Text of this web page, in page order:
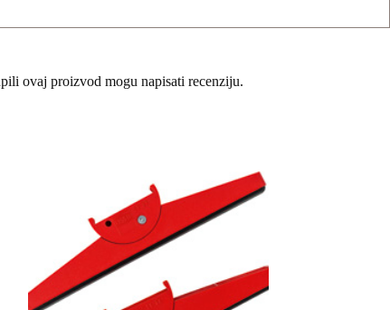
ovaj proizvod mogu napisati recenziju.